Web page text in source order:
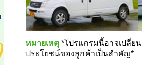
หมายเหตุ *โปรแกรมนี้อาจเปลี่ย
ประโยชน์ของลูกค้าเป็นสำคัญ*